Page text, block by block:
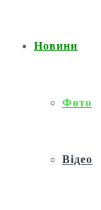
Новини
Фото
Відео